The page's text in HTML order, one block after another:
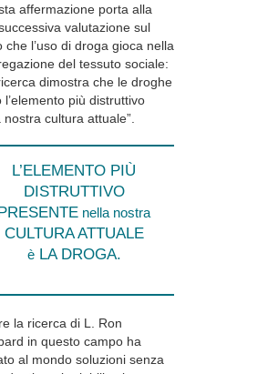
affermazione porta alla
valutazione sul
che l’uso di droga gioca nella
del tessuto sociale:
dimostra che le droghe
l’elemento più distruttivo
nostra cultura attuale”.
L’ELEMENTO PIÙ
DISTRUTTIVO
PRESENTE nella nostra
CULTURA ATTUALE
èLA DROGA.
la ricerca di L. Ron
in questo campo ha
al mondo soluzioni senza